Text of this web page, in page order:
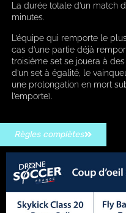
La durée totale d’un match
minutes.
L’équipe qui remporte le
cas d’une partie déjà
troisième set se jouera à
d’un set à égalité, le
une prolongation en mort
l’emporte).
Règles complètes